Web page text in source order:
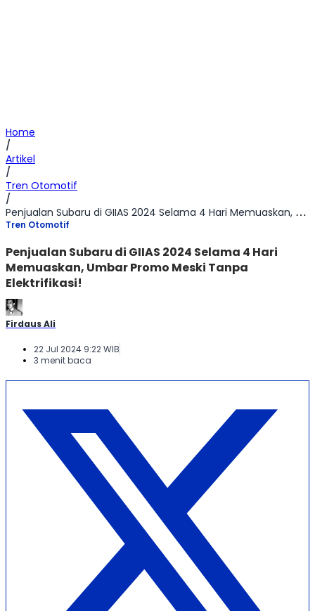
Home
/
Artikel
/
Tren Otomotif
/
Penjualan Subaru di GIIAS 2024 Selama 4 Hari Memuaskan, Umbar Promo Meski Tanpa Elektrifikasi!
Tren Otomotif
Penjualan Subaru di GIIAS 2024 Selama 4 Hari
Memuaskan, Umbar Promo Meski Tanpa
Elektrifikasi!
Firdaus Ali
22 Jul 2024 9:22 WIB
3 menit baca